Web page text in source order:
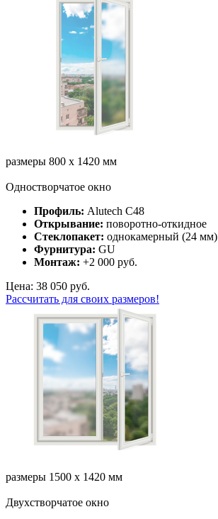
размеры 800 х 1420 мм
Одностворчатое окно
Профиль: Alutech C48
Открывание: поворотно-откидное
Стеклопакет: однокамерный (24 мм)
Фурнитура: GU
Монтаж: +2 000 руб.
Цена: 38 050 руб.
Рассчитать для своих размеров!
размеры 1500 х 1420 мм
Двухстворчатое окно